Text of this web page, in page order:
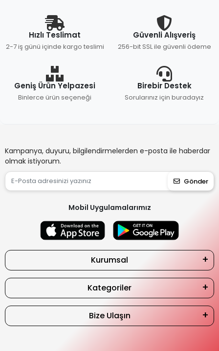
Hızlı Teslimat
2-7 iş günü içinde kargo teslimi
Güvenli Alışveriş
256-bit SSL ile güvenli ödeme
Geniş Ürün Yelpazesi
Binlerce ürün seçeneği
Birebir Destek
Sorularınız için buradayız
Kampanya, duyuru, bilgilendirmelerden e-posta ile haberdar
olmak istiyorum.
Gönder
Mobil Uygulamalarımız
Kurumsal
Kategoriler
Bize Ulaşın